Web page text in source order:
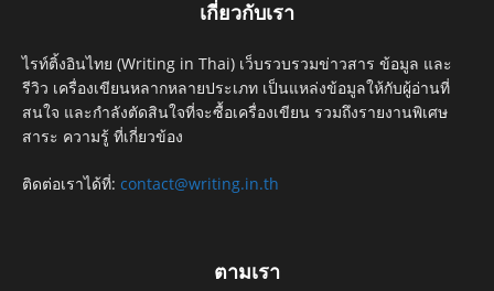
เกี่ยวกับเรา
ไรท์ติ้งอินไทย (Writing in Thai) เว็บรวบรวมข่าวสาร ข้อมูล และ
รีวิว เครื่องเขียนหลากหลายประเภท เป็นแหล่งข้อมูลให้กับผู้อ่านที่
สนใจ และกำลังตัดสินใจที่จะซื้อเครื่องเขียน รวมถึงรายงานพิเศษ
สาระ ความรู้ ที่เกี่ยวข้อง
ติดต่อเราได้ที่: contact@writing.in.th
ตามเรา